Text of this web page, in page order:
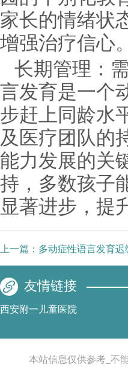
家长的情绪状
增强治疗信心。
长期管理：
言发育是一个
步赶上同龄水
及医疗团队的
能力发展的关
持，多数孩子
显著进步，提
上一篇： 多动症性语言发育迟
友情链接
西安附一儿童医院
本站信息仅供参考_不